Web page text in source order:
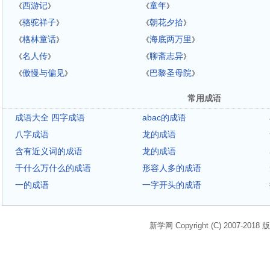
《西游记》 《童年》
《骆驼祥子》 《朝花夕拾》
《格林童话》 《海底两万里 》
《名人传》 《聊斋志异》
《傲慢与偏见》 《巴黎圣母院》
常用成语
成语大全 四字成语
abac的成语
八字成语
龙的成语
含有近义词的成语
龙的成语
千什么万什么的成语
形容人多的成语
一的成语
一字开头的成语
新学网 Copyright (C) 2007-2018